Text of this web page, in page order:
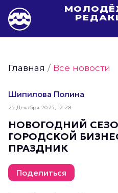
Фото Молодёжи Москвы
Фотогалереи Молодёжи
Статьи Молодёжи Москвы
Молодёжь Москвы культурная
Молодёжь Москвы спортивная
Молодёжь Москвы в движении
Молодёжь Москвы здоровая
Главная /Все новости
Шипилова Полина
25 Декабря 2025, 17:28
НОВОГОДНИЙ
ГОРОДСКОЙ
ПРАЗДНИК
Поделиться